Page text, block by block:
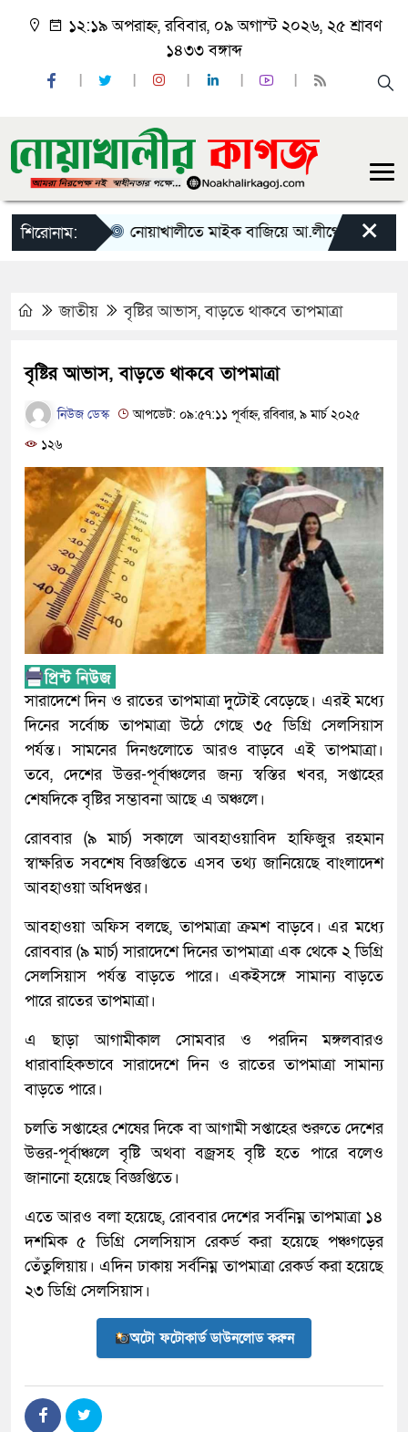
১২:১৯ অপরাহ্ন, রবিবার, ০৯ অগাস্ট ২০২৬, ২৫ শ্রাবণ
১৪৩৩ বঙ্গাব্দ
শিরোনাম:
পদত্যাগ নোয়াখালীতে মাইক বাজিয়ে আ.লীগের স্লোগান×
জাতীয় বৃষ্টির আভাস, বাড়তে থাকবে তাপমাত্রা
বৃষ্টির আভাস, বাড়তে থাকবে তাপমাত্রা
নিউজ ডেস্ক
আপডেট: ০৯:৫৭:১১ পূর্বাহ্ন, রবিবার, ৯ মার্চ ২০২৫
১২৬
সারাদেশে দিন ও রাতের তাপমাত্রা দুটোই বেড়েছে। এরই মধ্যে
দিনের সর্বোচ্চ তাপমাত্রা উঠে গেছে ৩৫ ডিগ্রি সেলসিয়াস
পর্যন্ত। সামনের দিনগুলোতে আরও বাড়বে এই তাপমাত্রা।
তবে, দেশের উত্তর-পূর্বাঞ্চলের জন্য স্বস্তির খবর, সপ্তাহের
শেষদিকে বৃষ্টির সম্ভাবনা আছে এ অঞ্চলে।
রোববার (৯ মার্চ) সকালে আবহাওয়াবিদ হাফিজুর রহমান
স্বাক্ষরিত সবশেষ বিজ্ঞপ্তিতে এসব তথ্য জানিয়েছে বাংলাদেশ
আবহাওয়া অধিদপ্তর।
আবহাওয়া অফিস বলছে, তাপমাত্রা ক্রমশ বাড়বে। এর মধ্যে
রোববার (৯ মার্চ) সারাদেশে দিনের তাপমাত্রা এক থেকে ২ ডিগ্রি
সেলসিয়াস পর্যন্ত বাড়তে পারে। একইসঙ্গে সামান্য বাড়তে
পারে রাতের তাপমাত্রা।
এ ছাড়া আগামীকাল সোমবার ও পরদিন মঙ্গলবারও
ধারাবাহিকভাবে সারাদেশে দিন ও রাতের তাপমাত্রা সামান্য
বাড়তে পারে।
চলতি সপ্তাহের শেষের দিকে বা আগামী সপ্তাহের শুরুতে দেশের
উত্তর-পূর্বাঞ্চলে বৃষ্টি অথবা বজ্রসহ বৃষ্টি হতে পারে বলেও
জানানো হয়েছে বিজ্ঞপ্তিতে।
এতে আরও বলা হয়েছে, রোববার দেশের সর্বনিম্ন তাপমাত্রা ১৪
দশমিক ৫ ডিগ্রি সেলসিয়াস রেকর্ড করা হয়েছে পঞ্চগড়ের
তেঁতুলিয়ায়। এদিন ঢাকায় সর্বনিম্ন তাপমাত্রা রেকর্ড করা হয়েছে
২৩ ডিগ্রি সেলসিয়াস।
অটো ফটোকার্ড ডাউনলোড করুন